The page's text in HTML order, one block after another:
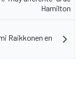
Hamilton
Raikkonen en